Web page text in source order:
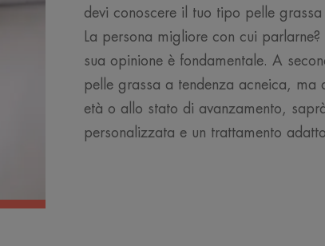
devi conoscere il tuo tipo pelle grassa
La persona migliore con cui
sua opinione è fondamentale. A
pelle grassa a tendenza acneica, ma
età o allo stato di avanzamento,
personalizzata e un trattamento adatto.